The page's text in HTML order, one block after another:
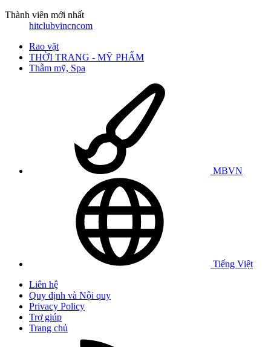
Thành viên mới nhất
hitclubvincncom
Rao vặt
THỜI TRANG - MỸ PHẨM
Thẫm mỹ, Spa
MBVN
Tiếng Việt
Liên hệ
Quy định và Nội quy
Privacy Policy
Trợ giúp
Trang chủ